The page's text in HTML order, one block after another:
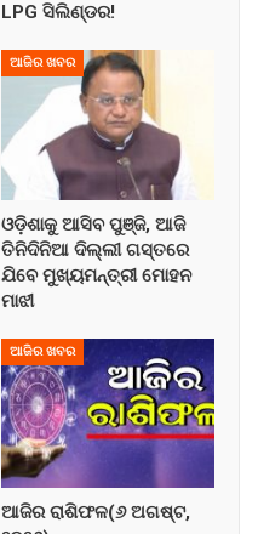
LPG ସିଲିଣ୍ଡର!
ଆଜିର ଖବର
ଓଡ଼ିଶାକୁ ଆସିବ ପୁଞ୍ଜି, ଆଜି
ତିନିଦିନିଆ ଦିଲ୍ଲୀ ଗସ୍ତରେ
ଯିବେ ମୁଖ୍ୟମନ୍ତ୍ରୀ ମୋହନ
ମାଝୀ
ଆଜିର ଖବର
ଆଜିର ରାଶିଫଳ(୬ ଅଗଷ୍ଟ,